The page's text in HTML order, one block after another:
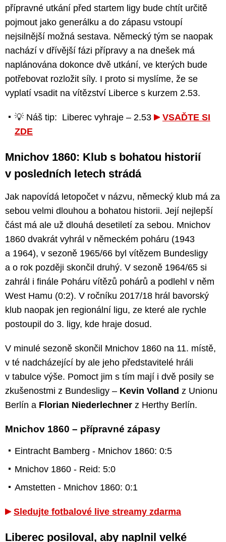
přípravné utkání před startem ligy bude chtít určitě
pojmout jako generálku a do zápasu vstoupí
nejsilnější možná sestava. Německý tým se naopak
nachází v dřívější fázi přípravy a na dnešek má
naplánována dokonce dvě utkání, ve kterých bude
potřebovat rozložit síly. I proto si myslíme, že se
vyplatí vsadit na vítězství Liberce s kurzem 2.53.
💡 Náš tip: Liberec vyhraje – 2.53
VSAĎTE SI
ZDE
Mnichov 1860: Klub s bohatou historií
v posledních letech strádá
Jak napovídá letopočet v názvu, německý klub má za
sebou velmi dlouhou a bohatou historii. Její nejlepší
část má ale už dlouhá desetiletí za sebou. Mnichov
1860 dvakrát vyhrál v německém poháru (1943
a 1964), v sezoně 1965/66 byl vítězem Bundesligy
a o rok později skončil druhý. V sezoně 1964/65 si
zahrál i finále Poháru vítězů pohárů a podlehl v něm
West Hamu (0:2). V ročníku 2017/18 hrál bavorský
klub naopak jen regionální ligu, ze které ale rychle
postoupil do 3. ligy, kde hraje dosud.
V minulé sezoně skončil Mnichov 1860 na 11. místě,
v té nadcházející by ale jeho představitelé hráli
v tabulce výše. Pomoct jim s tím mají i dvě posily se
zkušenostmi z Bundesligy – Kevin Volland z Unionu
Berlín a Florian Niederlechner z Herthy Berlín.
Mnichov 1860 – přípravné zápasy
Eintracht Bamberg - Mnichov 1860: 0:5
Mnichov 1860 - Reid: 5:0
Amstetten - Mnichov 1860: 0:1
Sledujte fotbalové live streamy zdarma
Liberec posiloval, aby naplnil velké